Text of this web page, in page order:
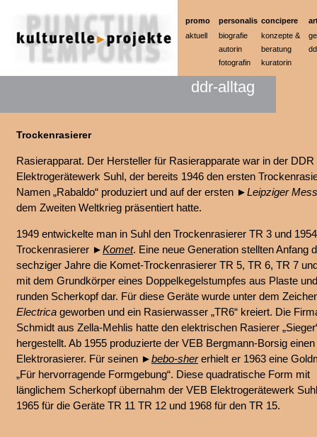
promo
aktuell
personalis
biografie
autorin
fotografin
concipere
konzepte &
beratung
kuratorin
ddr-alltag
Trockenrasierer
Rasierapparat. Der Hersteller für Rasierapparate war in der
Elektrogerätewerk Suhl, der bereits 1946 den ersten
Namen „Rabaldo“ produziert und auf der ersten ►Leipziger
dem Zweiten Weltkrieg präsentiert hatte.
1949 entwickelte man in Suhl den Trockenrasierer TR 3 und
Trockenrasierer ►Komet. Eine neue Generation stellten Anfang
sechziger Jahre die Komet-Trockenrasierer TR 5, TR 6, TR 7
mit dem Grundkörper eines Doppelkegelstumpfes aus Plaste
runden Scherkopf dar. Für diese Geräte wurde unter dem
Electrica geworben und ein Rasierwasser „TR6“ kreiert. Die
Schmidt aus Zella-Mehlis hatte den elektrischen Rasierer
hergestellt. Ab 1955 produzierte der VEB Bergmann-Borsig einen
Elektrorasierer. Für seinen ►bebo-shererhielt er 1963 eine
„Für hervorragende Formgebung“. Diese quadratische Form mit
länglichem Scherkopf übernahm der VEB Elektrogerätewerk
1965 für die Geräte TR 11 TR 12 und 1968 für den TR 15.